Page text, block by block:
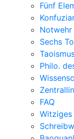
Fünf
Sechs
Philo.
FAQ
Witziges